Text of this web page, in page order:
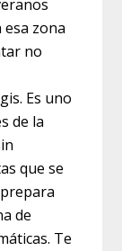
zona
no
Es uno
de la
que se
de
Te